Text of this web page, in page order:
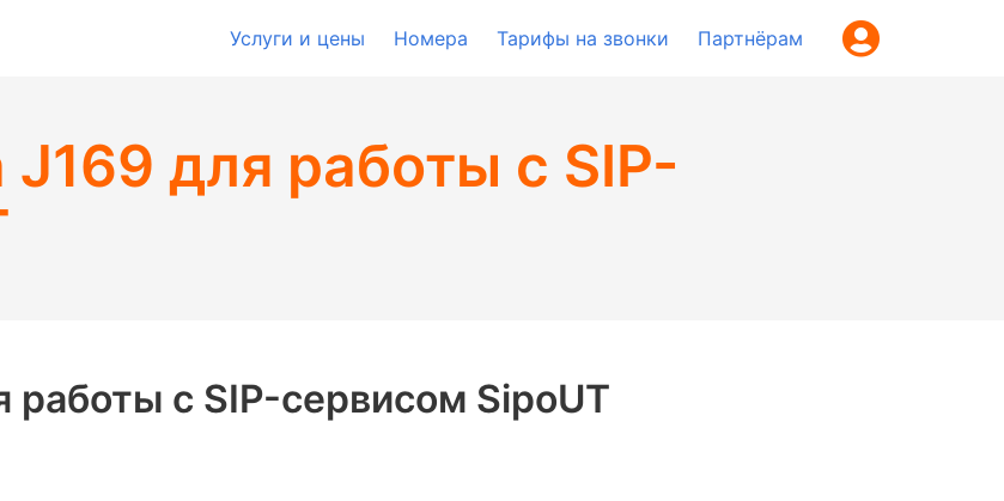
Услуги и цены Номера Тарифы на звонки Партнёрам
для работы с SIP-
работы с SIP-сервисом SipoUT